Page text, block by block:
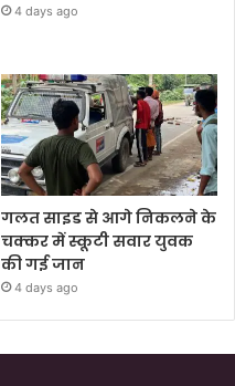
4 days ago
गलत साइड से आगे निकलने के
चक्कर में स्कूटी सवार युवक
की गई जान
4 days ago